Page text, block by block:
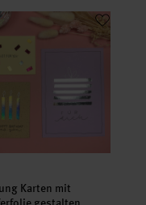
65x33cm
Karten mit
Karten mit